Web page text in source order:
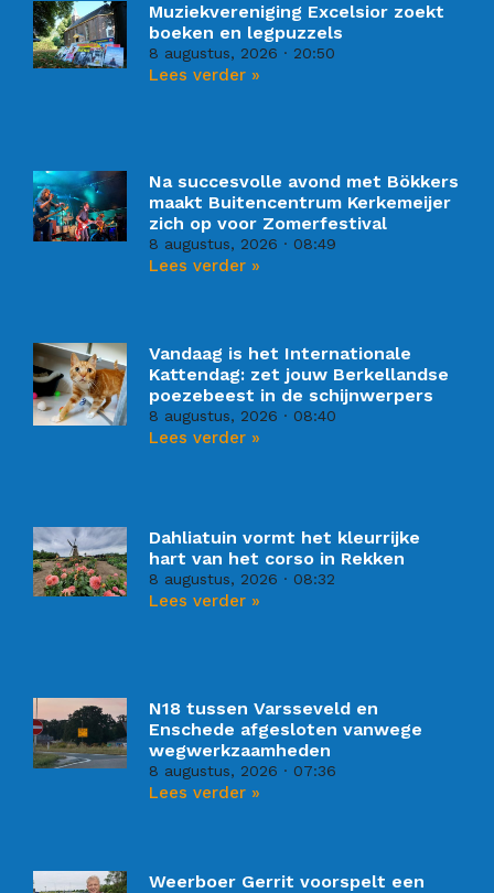
Muziekvereniging Excelsior zoekt
boeken en legpuzzels
8 augustus, 2026 20:50
Lees verder »
Na succesvolle avond met Bökkers
maakt Buitencentrum Kerkemeijer
zich op voor Zomerfestival
8 augustus, 2026 08:49
Lees verder »
Vandaag is het Internationale
Kattendag: zet jouw Berkellandse
poezebeest in de schijnwerpers
8 augustus, 2026 08:40
Lees verder »
Dahliatuin vormt het kleurrijke
hart van het corso in Rekken
8 augustus, 2026 08:32
Lees verder »
N18 tussen Varsseveld en
Enschede afgesloten vanwege
wegwerkzaamheden
8 augustus, 2026 07:36
Lees verder »
Weerboer Gerrit voorspelt een